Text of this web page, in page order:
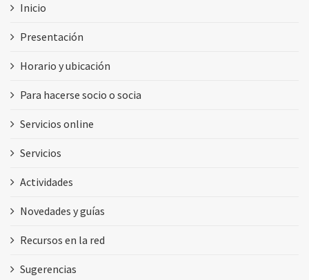
Inicio
Presentación
Horario y ubicación
Para hacerse socio o socia
Servicios online
Servicios
Actividades
Novedades y guías
Recursos en la red
Sugerencias